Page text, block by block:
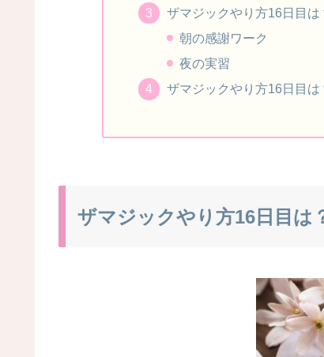
ザマジックやり方16日目は
朝の感謝ワーク
夜の実習
ザマジックやり方16日目
ザマジックやり方16日目は